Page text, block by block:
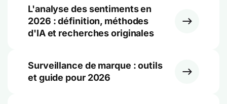
L'analyse des sentiments en
2026 : définition, méthodes
d'IA et recherches originales
Surveillance de marque : outils
et guide pour 2026